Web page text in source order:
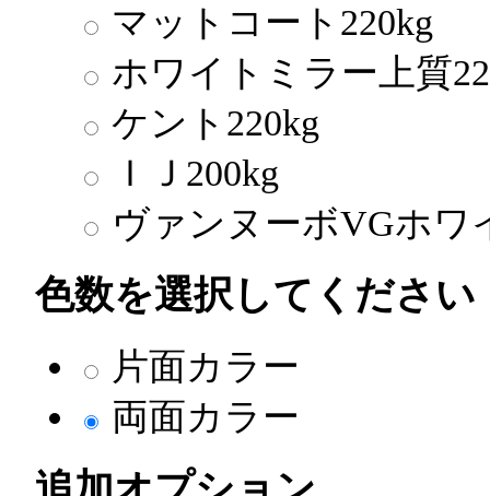
マットコート220kg
ホワイトミラー上質
ケント220kg
ＩＪ200kg
ヴァンヌーボVGホワ
色数を選択してください
片面カラー
両面カラー